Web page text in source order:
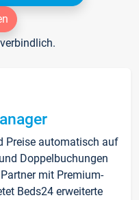
Preise automatisch auf
Doppelbuchungen
mit Premium-
Beds24 erweiterte